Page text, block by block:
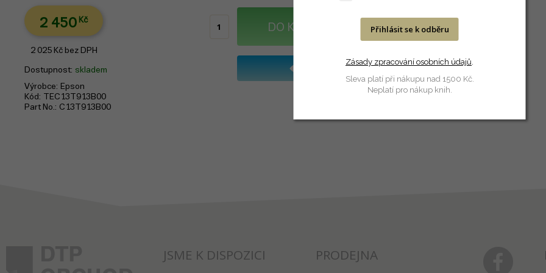
2 450 Kč
2 025 Kč bez DPH
Dostupnost skladem
Výrobce
Epson
Kód
TEC13T913B00
Part No.
C13T913B00
DO KOŠÍKU
JSME K DISPOZICI PRODEJNA
Přihlásit se k odběru
Zásady zpracování osobních údajů.
Sleva platí při nákupu nad 1500 Kč.
Neplatí pro nákup knih.